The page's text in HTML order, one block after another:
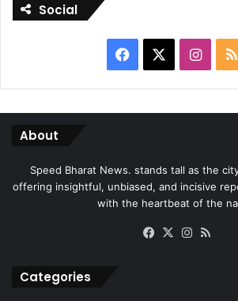
Social
Facebook
About
Speed Bharat News. stands tall as the
offering insightful, unbiased, and incisive
with the heartbeat of the
Facebook
X
Categories